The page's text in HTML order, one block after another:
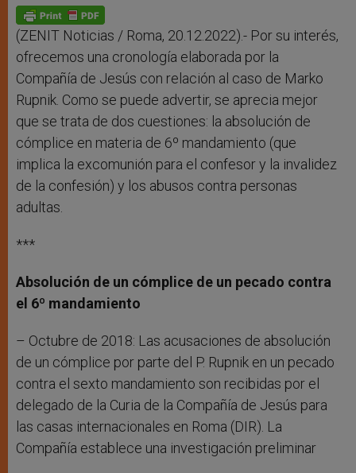
p
p
g
e
r
o
k
(ZENIT Noticias / Roma, 20.12.2022).- Por su interés,
ofrecemos una cronología elaborada por la
Compañía de Jesús con relación al caso de Marko
Rupnik. Como se puede advertir, se aprecia mejor
que se trata de dos cuestiones: la absolución de
cómplice en materia de 6º mandamiento (que
implica la excomunión para el confesor y la invalidez
de la confesión) y los abusos contra personas
adultas.
***
Absolución de un cómplice de un pecado contra
el 6º mandamiento
– Octubre de 2018: Las acusaciones de absolución
de un cómplice por parte del P. Rupnik en un pecado
contra el sexto mandamiento son recibidas por el
delegado de la Curia de la Compañía de Jesús para
las casas internacionales en Roma (DIR). La
Compañía establece una investigación preliminar